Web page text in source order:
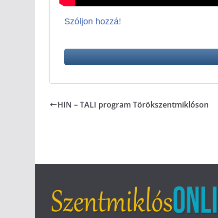
Szóljon hozzá!
HIN – TALI program Törökszentmiklóson